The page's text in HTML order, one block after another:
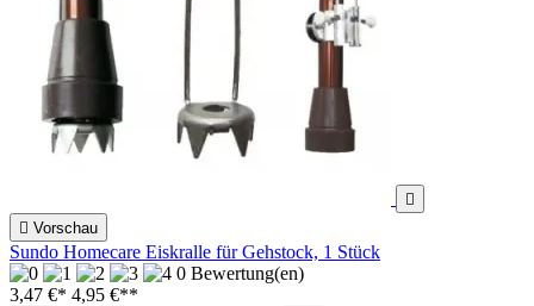

 Vorschau
Sundo Homecare Eiskralle für Gehstock, 1 Stück
0 Bewertung(en)
3,47 €* 4,95 €**